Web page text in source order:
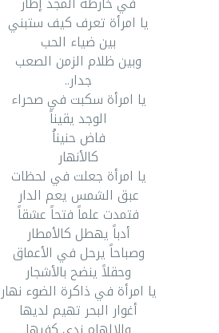
يا امرأة تعرف كيف ستبني
بين ضياء الحب
وبين ظلام الزمن الصعب
جدار..
يا امرأة سكبت في صحراء
الوجد يقيناً
فاض حنيناُ
كالأنهار
يا امرأة جعلت في لحظات
عبق الشمس يعم الدار
فتمدت علماً فتحاً عشقاً
أدباً يهطل كالأمطار
وصباحاً يرحل في الأعماق
وحقلاً ينضح بالأشجار
يا امرأة في ذاكرة الضوء نهار
أغوار البحر تهيم لديها